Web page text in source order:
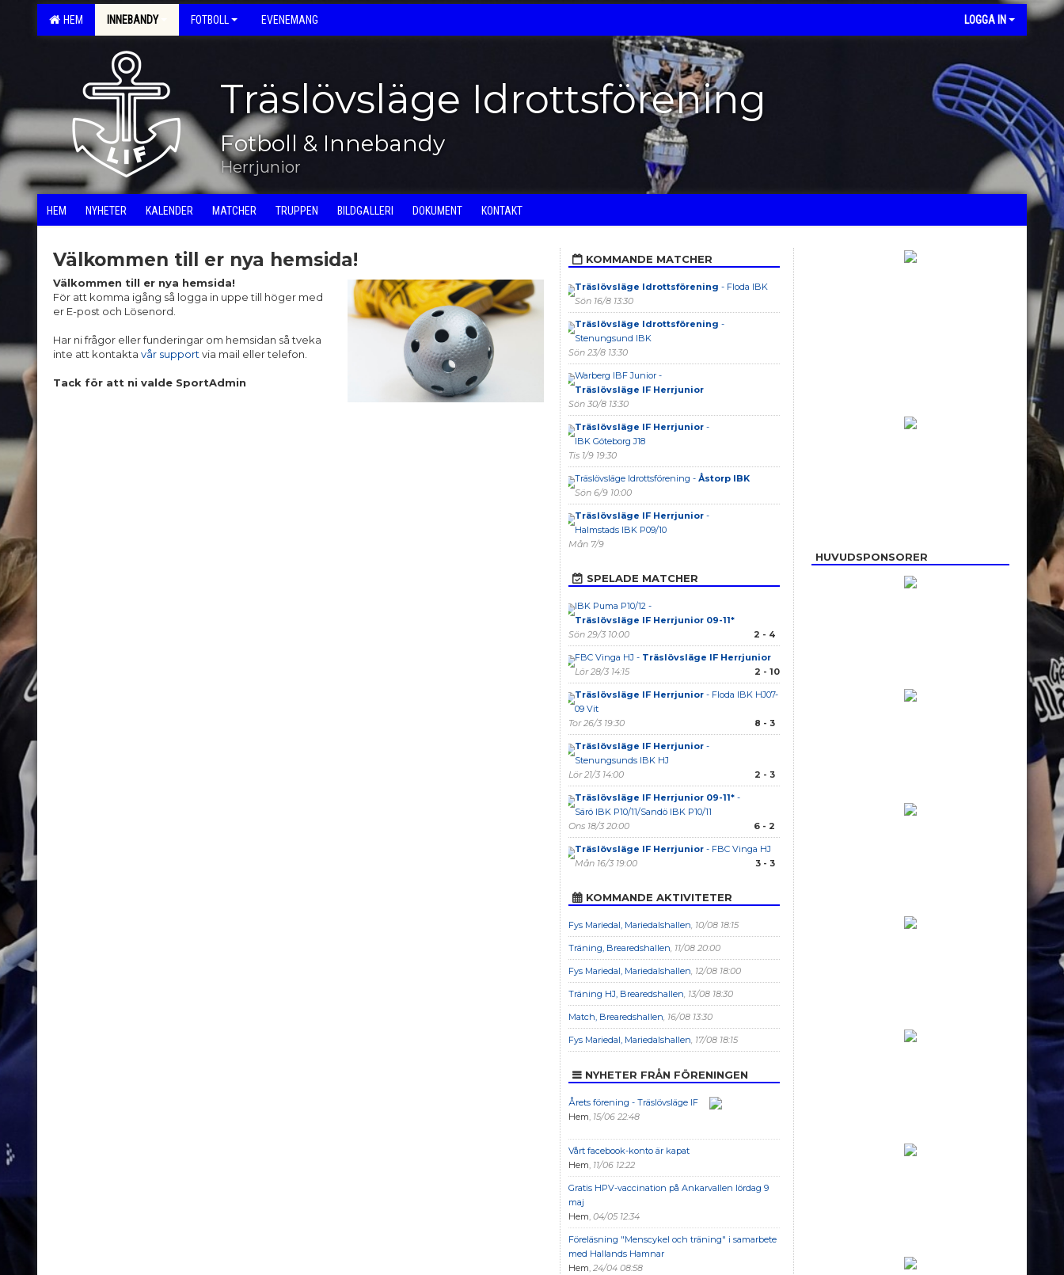
HEM INNEBANDY FOTBOLL EVENEMANG LOGGA IN
Träslövsläge Idrottsförening
Fotboll & Innebandy
Herrjunior
HEM NYHETER KALENDER MATCHER TRUPPEN BILDGALLERI DOKUMENT KONTAKT
Välkommen till er nya hemsida!
Välkommen till er nya hemsida!
För att komma igång så logga in uppe till höger med
er E-post och Lösenord.
Har ni frågor eller funderingar om hemsidan så tveka
inte att kontakta vår support via mail eller telefon.
Tack för att ni valde SportAdmin
KOMMANDE MATCHER
Träslövsläge Idrottsförening - Floda IBK
Sön 16/8 13:30
Träslövsläge Idrottsförening -
Stenungsund IBK
Sön 23/8 13:30
Warberg IBF Junior -
Träslövsläge IF Herrjunior
Sön 30/8 13:30
Träslövsläge IF Herrjunior-
IBK Göteborg J18
Tis 1/9 19:30
Träslövsläge Idrottsförening - Åstorp IBK
Sön 6/9 10:00
Träslövsläge IF Herrjunior-
Halmstads IBK P09/10
Mån 7/9
SPELADE MATCHER
IBK Puma P10/12 -
Träslövsläge IF Herrjunior 09-11*
Sön 29/3 10:00
2 - 4
FBC Vinga HJ - Träslövsläge IF Herrjunior
Lör 28/3 14:15
2 - 10
Träslövsläge IF Herrjunior- Floda IBK HJ07-
09 Vit
Tor 26/3 19:30
8 - 3
Träslövsläge IF Herrjunior-
Stenungsunds IBK HJ
Lör 21/3 14:00
2 - 3
Träslövsläge IF Herrjunior 09-11*-
Särö IBK P10/11/Sandö IBK P10/11
Ons 18/3 20:00
6 - 2
Träslövsläge IF Herrjunior- FBC Vinga HJ
Mån 16/3 19:00
3 - 3
KOMMANDE AKTIVITETER
Fys Mariedal, Mariedalshallen, 10/08 18:15
Träning, Brearedshallen, 11/08 20:00
Fys Mariedal, Mariedalshallen, 12/08 18:00
Träning HJ, Brearedshallen, 13/08 18:30
Match, Brearedshallen, 16/08 13:30
Fys Mariedal, Mariedalshallen, 17/08 18:15
NYHETER FRÅN FÖRENINGEN
Årets förening - Träslövsläge IF
Hem, 15/06 22:48
Vårt facebook-konto är kapat
Hem, 11/06 12:22
Gratis HPV-vaccination på Ankarvallen lördag 9
maj
Hem, 04/05 12:34
Föreläsning "Menscykel och träning" i samarbete
med Hallands Hamnar
Hem, 24/04 08:58
HUVUDSPONSORER